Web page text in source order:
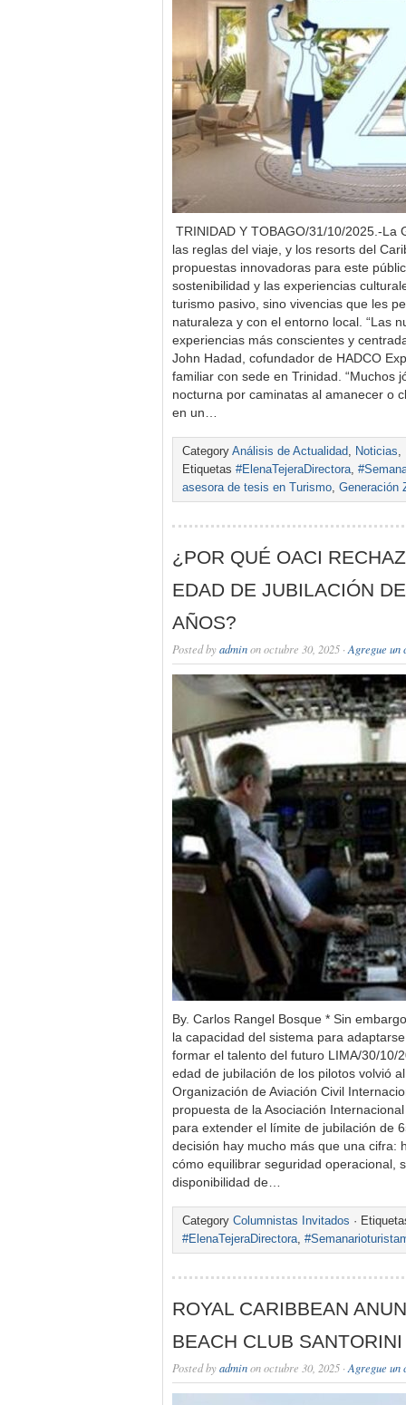
TRINIDAD Y TOBAGO/31/10/2025.-La
las reglas del viaje, y los resorts del
propuestas innovadoras para este
sostenibilidad y las experiencias
turismo pasivo, sino vivencias que les
naturaleza y con el entorno local. “Las
experiencias más conscientes y
John Hadad, cofundador de HADCO
familiar con sede en Trinidad. “Muchos
nocturna por caminatas al amanecer o
en un…
Category Análisis de Actualidad, Noticias,
Etiquetas #ElenaTejeraDirectora,
asesora de tesis en Turismo, Generación
¿POR QUÉ OACI
EDAD DE JUBILACIÓN
AÑOS?
Posted byadminon octubre 30, 2025 · Agregue un
By. Carlos Rangel Bosque * Sin
la capacidad del sistema para
formar el talento del futuro LIMA/30/10/
edad de jubilación de los pilotos volvió
Organización de Aviación Civil
propuesta de la Asociación
para extender el límite de jubilación de
decisión hay mucho más que una cifra:
cómo equilibrar seguridad operacional,
disponibilidad de…
Category Columnistas Invitados ·
#ElenaTejeraDirectora,
ROYAL CARIBBEAN
BEACH CLUB
Posted byadminon octubre 30, 2025 · Agregue un